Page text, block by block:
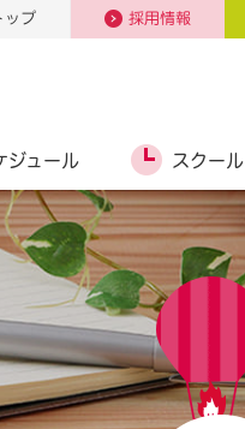
ップ 採用情報
ジュール スクール